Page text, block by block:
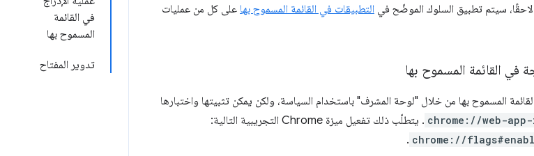
في القائمة
المسموح بها
تدوير المفتاح
سيتم تطبيق السلوك الموضّح في التطبيقات في القائمة المسموح بها على كل من عمليات
في القائمة المسموح بها
المسموح بها من خلال "لوحة المشرف" باستخدام السياسة، ولكن يمكن تثبيتها واختبارها
chrome://web- . يتطلّب ذلك تفعيل ميزة Chrome التجريبية التالية:
chrome://
.